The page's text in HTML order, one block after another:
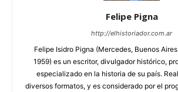
Felipe Pigna
http://elhistoriador.com.ar
Felipe Isidro Pigna (Mercedes, Buenos
1959) es un escritor, divulgador histórico,
especializado en la historia de su país.
diversos formatos, y es considerado por el